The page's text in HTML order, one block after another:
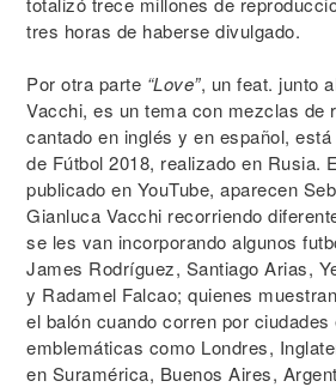
tres horas de haberse divulgado.
Por otra parte “Love”, un feat. junto
Vacchi, es un tema con mezclas de
cantado en inglés y en español,
de Fútbol 2018, realizado en Rusia.
publicado en YouTube, aparecen
Gianluca Vacchi recorriendo
se les van incorporando algunos
James Rodríguez, Santiago Arias,
y Radamel Falcao; quienes
el balón cuando corren por ciudades
emblemáticas como Londres,
en Suramérica, Buenos Aires,